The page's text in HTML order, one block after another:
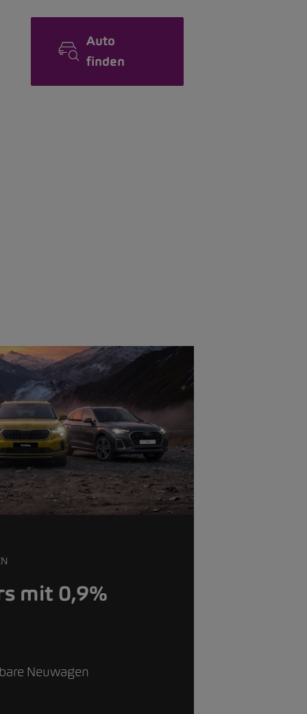
Auto
finden
mit 0,9%
Neuwagen